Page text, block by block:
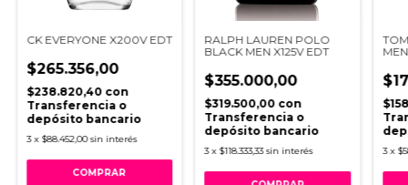
CK EVERYONE X200V EDT
$265.356,00
$238.820,40 con
Transferencia o
depósito bancario
3 x $88.452,00 sin interés
RALPH LAUREN POLO
BLACK MEN X125V EDT
$355.000,00
$319.500,00 con
Transferencia o
depósito bancario
3 x $118.333,33 sin interés 3 x